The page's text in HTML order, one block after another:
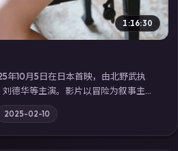
1:16:30
年10月5日在日本首映，由北野武执
德华等主演。影片以冒险为叙事主
发现自己从未活过“真实”的一天；摄
内亦可通过「国产免费观看高清电视
高分佳作，畅享高清在线追剧体验。
2025-02-10